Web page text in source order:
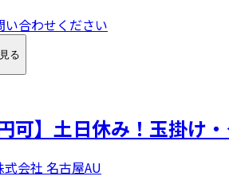
い合わせください
る
円可】土日休み！玉掛
会社 名古屋AU